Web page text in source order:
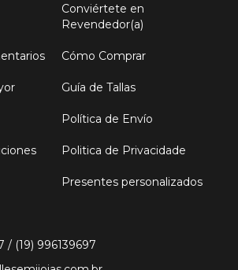
Conviértete en
Revendedor(a)
Cómo Comprar
Guía de Tallas
Política de Envío
Politica de Privacidade
Presentes personalizados
/ (19) 996139697